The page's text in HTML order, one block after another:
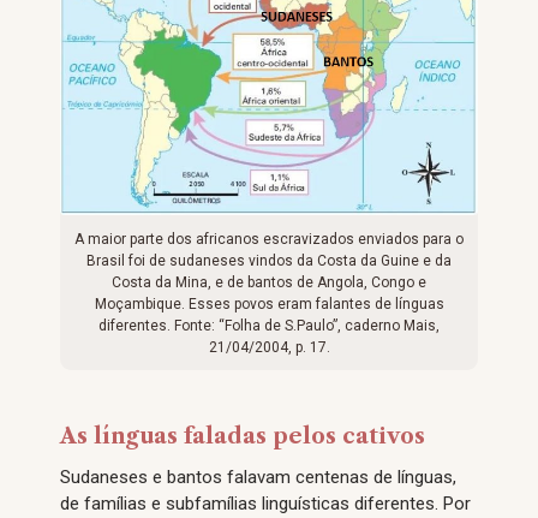
A maior parte dos africanos escravizados enviados para o
Brasil foi de sudaneses vindos da Costa da Guine e da
Costa da Mina, e de bantos de Angola, Congo e
Moçambique. Esses povos eram falantes de línguas
diferentes. Fonte: “Folha de S.Paulo”, caderno Mais,
21/04/2004, p. 17.
As línguas faladas pelos cativos
Sudaneses e bantos falavam centenas de línguas,
de famílias e subfamílias linguísticas diferentes. Por